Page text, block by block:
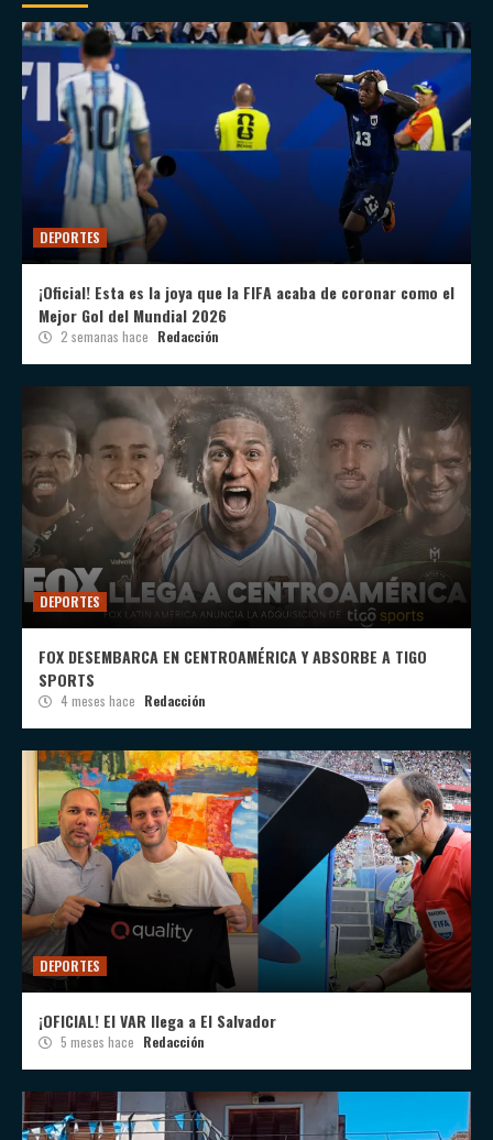
DEPORTES
¡Oficial! Esta es la joya que la FIFA acaba de coronar como el
Mejor Gol del Mundial 2026
2 semanas hace Redacción
DEPORTES
FOX DESEMBARCA EN CENTROAMÉRICA Y ABSORBE A TIGO
SPORTS
4 meses hace Redacción
DEPORTES
¡OFICIAL! El VAR llega a El Salvador
5 meses hace Redacción